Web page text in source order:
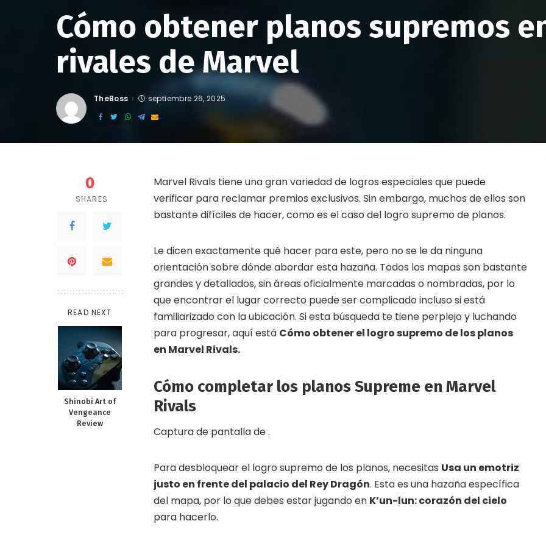
Cómo obtener planos supremos
rivales de Marvel
Posted
TheBoss septiembre 26, 2025
0
SHARES
READ NEXT
Shinobi Art of
Vengeance
Review
Marvel Rivals tiene una gran variedad de logros especiales que puede
verificar para reclamar premios exclusivos. Sin embargo, muchos de ellos son
bastante difíciles de hacer, como es el caso del logro supremo de planos.
Le dicen exactamente qué hacer para este, pero no se le da ninguna
orientación sobre dónde abordar esta hazaña. Todos los mapas son bastante
grandes y detallados, sin áreas oficialmente marcadas o nombradas, por lo
que encontrar el lugar correcto puede ser complicado incluso si está
familiarizado con la ubicación. Si esta búsqueda te tiene perplejo y luchando
para progresar, aquí está Cómo obtener el logro supremo de los planos
en Marvel Rivals.
Cómo completar los planos Supreme en Marvel
Rivals
Captura de pantalla de .
Para desbloquear el logro supremo de los planos, necesitas Usa un emotriz
justo en frente del palacio del Rey Dragón. Esta es una hazaña específica
del mapa, por lo que debes estar jugando en K’un-lun: corazón del cielo
para hacerlo.